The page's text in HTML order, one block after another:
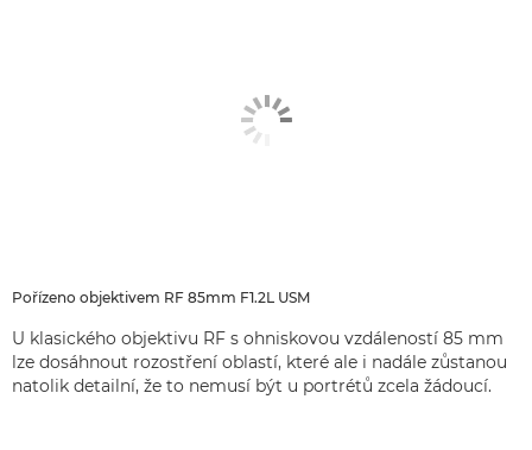
Pořízeno objektivem RF 85mm F1.2L USM
U klasického objektivu RF s ohniskovou vzdáleností 85 mm
lze dosáhnout rozostření oblastí, které ale i nadále zůstanou
natolik detailní, že to nemusí být u portrétů zcela žádoucí.